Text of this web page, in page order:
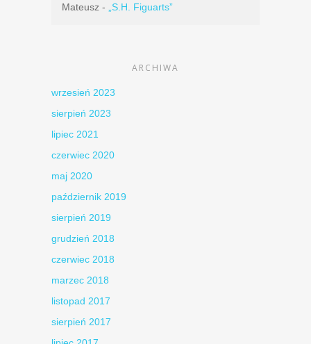
Mateusz - „S.H. Figuarts”
ARCHIWA
wrzesień 2023
sierpień 2023
lipiec 2021
czerwiec 2020
maj 2020
październik 2019
sierpień 2019
grudzień 2018
czerwiec 2018
marzec 2018
listopad 2017
sierpień 2017